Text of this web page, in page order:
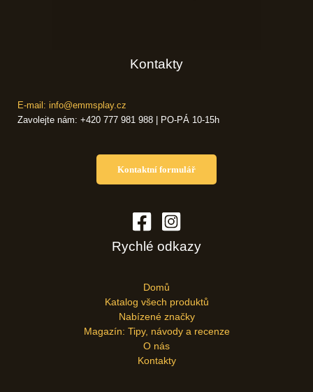
Kontakty
E-mail: info@emmsplay.cz
Zavolejte nám: +420 777 981 988 | PO-PÁ 10-15h
Kontaktní formulář
Rychlé odkazy
Domů
Katalog všech produktů
Nabízené značky
Magazín: Tipy, návody a recenze
O nás
Kontakty